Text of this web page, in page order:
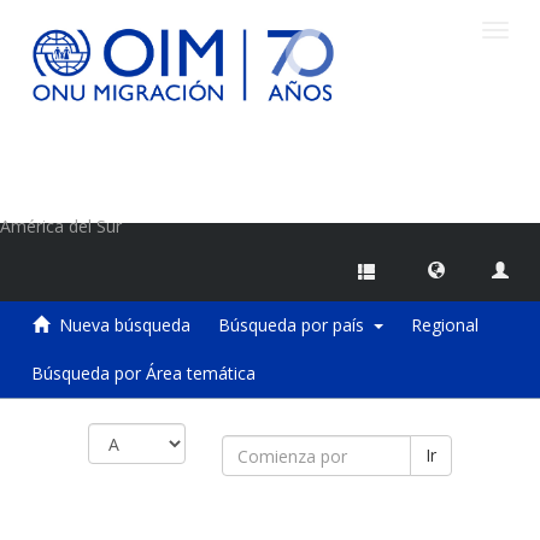
América del Sur
Nueva búsqueda Búsqueda por país Regional
Búsqueda por Área temática
Ir